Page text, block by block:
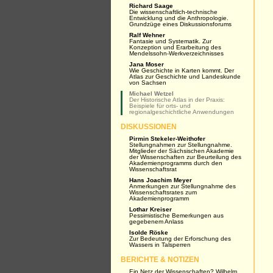
Richard Saage
Die wissenschaftlich-technische
Entwicklung und die Anthropologie.
Grundzüge eines Diskussionsforums
Ralf Wehner
Fantasie und Systematik. Zur
Konzeption und Erarbeitung des
Mendelssohn-Werkverzeichnisses
Jana Moser
Wie Geschichte in Karten kommt. Der
Atlas zur Geschichte und Landeskunde
von Sachsen
Michael Wetzel
Der Historische Atlas in der Praxis:
Beispiele für orts- und
regionalgeschichtliche Anwendungen
DISKUSSIONEN
Pirmin Stekeler-Weithofer
Stellungnahmen zur Stellungnahme.
Mitglieder der Sächsischen Akademie
der Wissenschaften zur Beurteilung des
Akademienprogramms durch den
Wissenschaftsrat
Hans Joachim Meyer
Anmerkungen zur Stellungnahme des
Wissenschaftsrates zum
Akademienprogramm
Lothar Kreiser
Pessimistische Bemerkungen aus
gegebenem Anlass
Isolde Röske
Zur Bedeutung der Erforschung des
Wassers in Talsperren
BERICHTE & NOTIZEN
Ein Netz der Wissenschaften? Wilhelm